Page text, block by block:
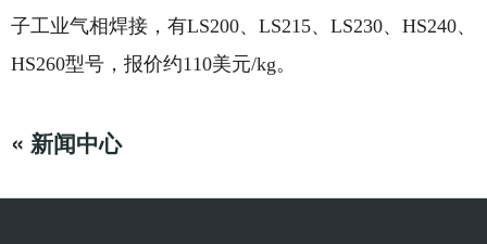
子工业气相焊接，有LS200、LS215、LS230、HS240、
HS260型号，报价约110美元/kg。
« 新闻中心